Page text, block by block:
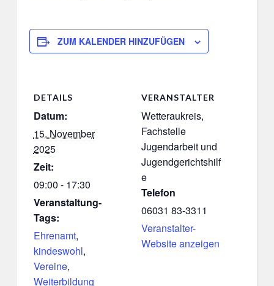
ZUM KALENDER HINZUFÜGEN
DETAILS
Datum:
15. November
2025
Zeit:
09:00 - 17:30
Veranstaltung-
Tags:
Ehrenamt,
kindeswohl,
Vereine,
Weiterbildung
VERANSTALTER
Wetteraukreis,
Fachstelle
Jugendarbeit und
Jugendgerichtshilf
e
Telefon
06031 83-3311
Veranstalter-
Website anzeigen